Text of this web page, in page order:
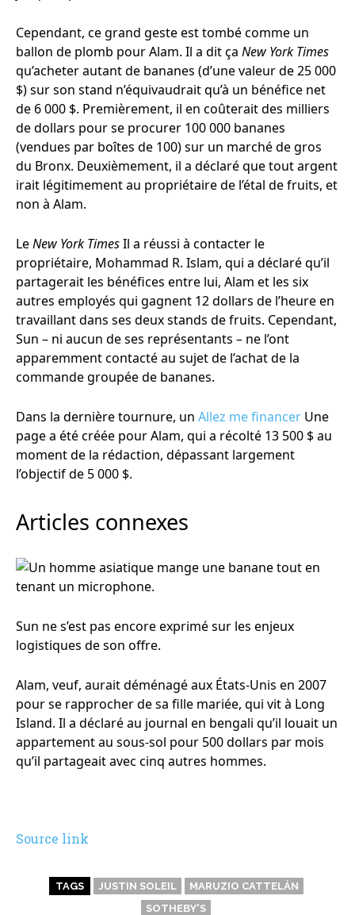
Cependant, ce grand geste est tombé comme un
ballon de plomb pour Alam. Il a dit ça New York Times
qu’acheter autant de bananes (d’une valeur de 25 000
$) sur son stand n’équivaudrait qu’à un bénéfice net
de 6 000 $. Premièrement, il en coûterait des milliers
de dollars pour se procurer 100 000 bananes
(vendues par boîtes de 100) sur un marché de gros
du Bronx. Deuxièmement, il a déclaré que tout argent
irait légitimement au propriétaire de l’étal de fruits, et
non à Alam.
LeNew York TimesIl a réussi à contacter le
propriétaire, Mohammad R. Islam, qui a déclaré qu’il
partagerait les bénéfices entre lui, Alam et les six
autres employés qui gagnent 12 dollars de l’heure en
travaillant dans ses deux stands de fruits. Cependant,
Sun – ni aucun de ses représentants – ne l’ont
apparemment contacté au sujet de l’achat de la
commande groupée de bananes.
Dans la dernière tournure, un Allez me financer Une
page a été créée pour Alam, qui a récolté 13 500 $ au
moment de la rédaction, dépassant largement
l’objectif de 5 000 $.
Articles connexes
Sun ne s’est pas encore exprimé sur les enjeux
logistiques de son offre.
Alam, veuf, aurait déménagé aux États-Unis en 2007
pour se rapprocher de sa fille mariée, qui vit à Long
Island. Il a déclaré au journal en bengali qu’il louait un
appartement au sous-sol pour 500 dollars par mois
qu’il partageait avec cinq autres hommes.
Source link
TAGS JUSTIN SOLEIL
MARUZIO CATTELÁN
SOTHEBY'S